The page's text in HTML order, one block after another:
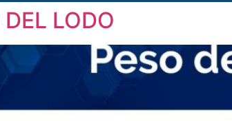
DEL LODO